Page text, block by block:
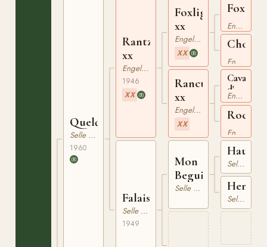
Quelqu'un
Selle Francais
1960
Rantzau
xx
Engelskt Fullblod
1946
XX
Falaise
Selle Francais
1949
Foxlight
xx
Engelskt Fullblod
XX
Rancune
xx
Engelskt Fullblod
XX
Mon
Beguin
Selle Francais
xxEngelskt Fullblod
Chouia
xx
Cavaliere
d'Arpino
xxEngelskt Fullblod
xx
Selle Francais
Selle Francais